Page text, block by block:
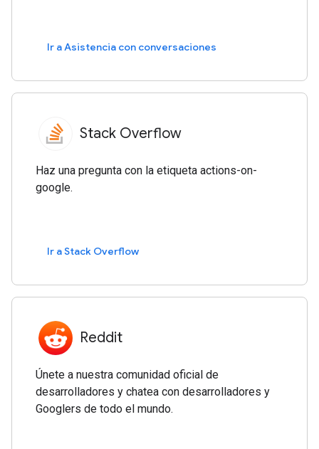
Ir a Asistencia con conversaciones
Stack Overflow
Haz una pregunta con la etiqueta actions-on-
google.
Ir a Stack Overflow
Reddit
Únete a nuestra comunidad oficial de
desarrolladores y chatea con desarrolladores y
Googlers de todo el mundo.